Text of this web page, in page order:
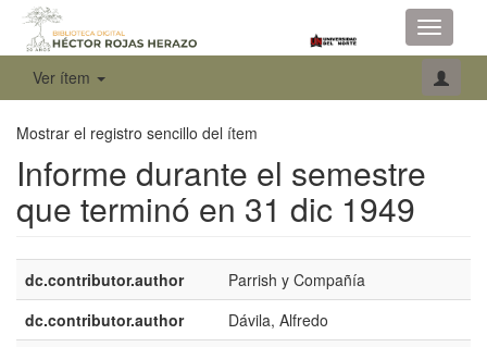
Toggle
Ver ítem
Mostrar el registro sencillo del ítem
Informe durante el semestre
que terminó en 31 dic 1949
dc.contributor.author
Parrish y Compañía
dc.contributor.author
Dávila, Alfredo